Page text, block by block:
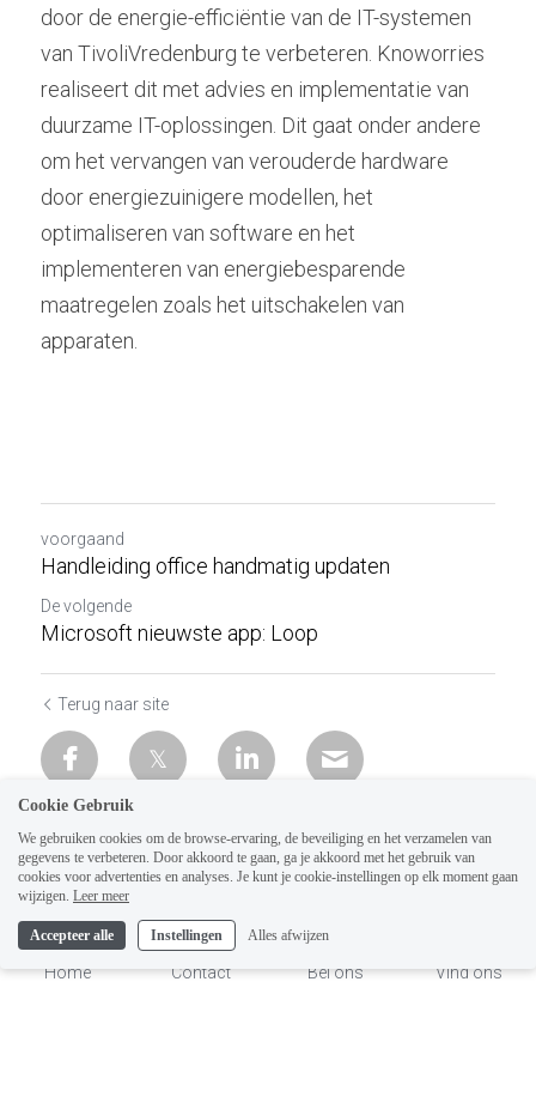
door de energie-efficiëntie van de IT-systemen
van TivoliVredenburg te verbeteren. Knoworries
realiseert dit met advies en implementatie van
duurzame IT-oplossingen. Dit gaat onder andere
om het vervangen van verouderde hardware
door energiezuinigere modellen, het
optimaliseren van software en het
implementeren van energiebesparende
maatregelen zoals het uitschakelen van
apparaten.
voorgaand
Handleiding office handmatig updaten
De volgende
Microsoft nieuwste app: Loop
Terug naar site
Home Contact Bel ons Vind ons
Cookie Gebruik
We gebruiken cookies om de browse-ervaring, de beveiliging en het verzamelen van
gegevens te verbeteren. Door akkoord te gaan, ga je akkoord met het gebruik van
cookies voor advertenties en analyses. Je kunt je cookie-instellingen op elk moment gaan
wijzigen. Leer meer
Accepteer alle Instellingen Alles afwijzen